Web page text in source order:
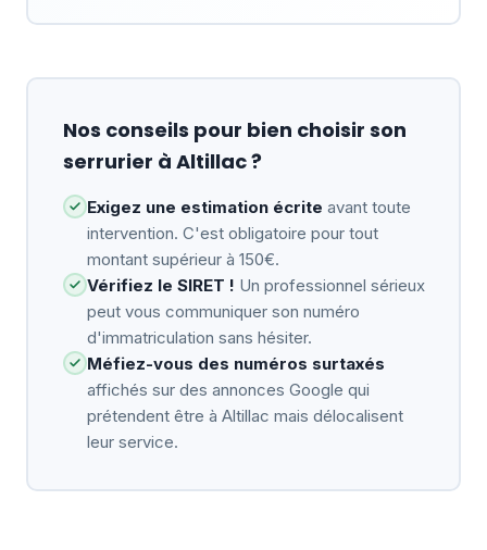
Nos conseils pour bien choisir son
serrurier à Altillac ?
Exigez une estimation écrite avant toute
intervention. C'est obligatoire pour tout
montant supérieur à 150€.
Vérifiez le SIRET ! Un professionnel sérieux
peut vous communiquer son numéro
d'immatriculation sans hésiter.
Méfiez-vous des numéros surtaxés
affichés sur des annonces Google qui
prétendent être à Altillac mais délocalisent
leur service.